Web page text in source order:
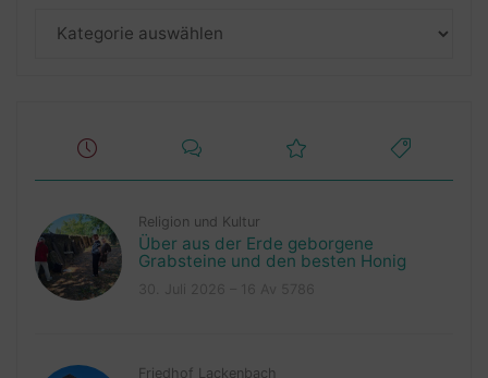
Kategorien
Religion und Kultur
Über aus der Erde geborgene
Grabsteine und den besten Honig
Friedhof Lackenbach